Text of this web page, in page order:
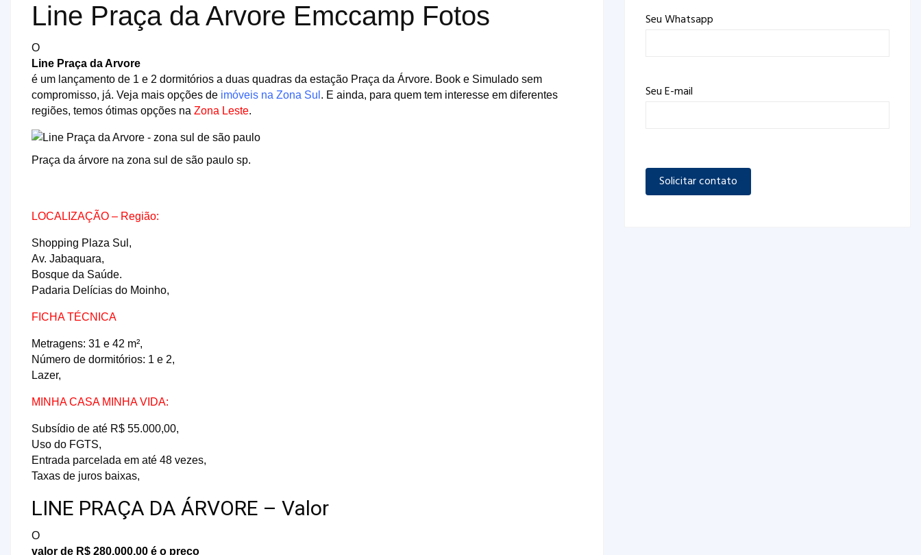
Line Praça da Arvore Emccamp Fotos
O
Line Praça da Arvore
é um lançamento de 1 e 2 dormitórios a duas quadras da estação Praça da Árvore. Book e Simulado sem
compromisso, já. Veja mais opções de imóveis na Zona Sul . E ainda, para quem tem interesse em diferentes
regiões, temos ótimas opções na Zona Leste.
Praça da árvore na zona sul de são paulo sp.
LOCALIZAÇÃO – Região:
Shopping Plaza Sul,
Av. Jabaquara,
Bosque da Saúde.
Padaria Delícias do Moinho,
FICHA TÉCNICA
Metragens: 31 e 42 m²,
Número de dormitórios: 1 e 2,
Lazer,
MINHA CASA MINHA VIDA:
Subsídio de até R$ 55.000,00,
Uso do FGTS,
Entrada parcelada em até 48 vezes,
Taxas de juros baixas,
LINE PRAÇA DA ÁRVORE – Valor
O
valor de R$ 280.000,00 é o preço
Seu Whatsapp
Seu E-mail